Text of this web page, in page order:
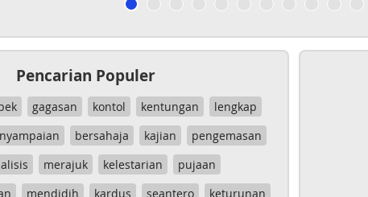
Pencarian Populer
gagasan kontol kentungan
lengkap
bersahaja kajian
pengemasan
merajuk kelestarian
pujaan
mendidih kardus seantero
keturunan